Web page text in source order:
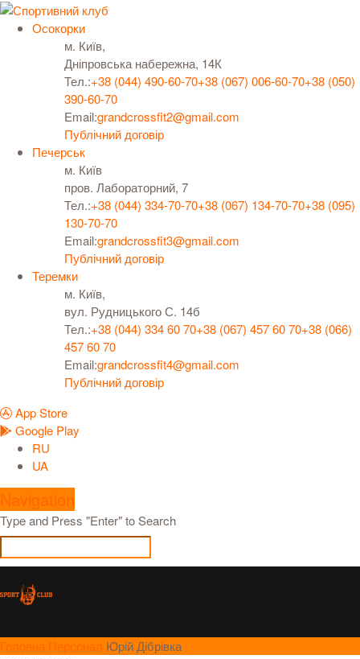
Осокорки
м. Київ,
Дніпровська набережна, 14К
Тел.:+38 (044) 490-60-70+38 (067) 006-60-70+38 (050)
390-60-70
Email:grandcrossfit2@gmail.com
Публічний договір
Печерськ
м. Київ
пров. Лабораторний, 7
Тел.:+38 (044) 334-70-70+38 (067) 134-70-70+38 (095)
130-70-70
Email:grandcrossfit3@gmail.com
Публічний договір
Теремки
м. Київ,
вул. Рудницького С. 14б
Тел.:+38 (044) 334 60 70+38 (067) 457 60 70+38 (066)
457 60 70
Email:grandcrossfit4@gmail.com
Публічний договір
App Store
Google Play
RU
UA
Navigation
Type and Press "Enter" to Search
Головна Персонал Юрій Дібрівка